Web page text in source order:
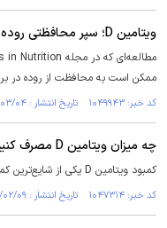
ویتامین D؛ سپر محافظتی روده در برابر التهاب
ممکن است به محافظت از روده در
کد خبر: ۱۰۴۹۹۴۳ تاریخ انتشار : ۱۴۰۵/۰۳/۰۴
چه میزان ویتامین D مصرف کنیم تا کمبود بدن‌مان جبران شود؟
کمبود ویتامین D یکی از شایع‌ترین کمبود‌های تغذیه‌ای در جهان است.
کد خبر: ۱۰۴۷۳۱۴ تاریخ انتشار : ۱۴۰۵/۰۲/۰۹